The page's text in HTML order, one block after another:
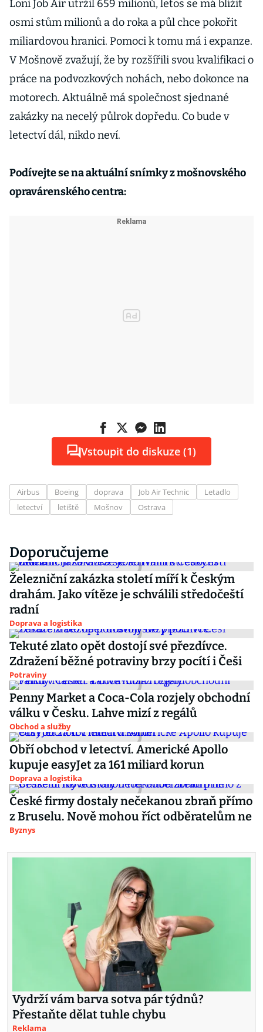
Loni Job Air utržil 659 milionů, letos se má blížit
osmi stům milionů a do roka a půl chce pokořit
miliardovou hranici. Pomoci k tomu má i expanze.
V Mošnově zvažují, že by rozšířili svou kvalifikaci o
práce na podvozkových nohách, nebo dokonce na
motorech. Aktuálně má společnost sjednané
zakázky na necelý půlrok dopředu. Co bude v
letectví dál, nikdo neví.
Podívejte se na aktuální snímky z mošnovského
opravárenského centra:
Vstoupit do diskuze (1)
Airbus Boeing doprava Job Air Technic
Letadlo
letectví
letiště Mošnov Ostrava
Doporučujeme
Železniční zakázka století míří k Českým
drahám. Jako vítěze je schválili středočeští
radní
Doprava a logistika
Tekuté zlato opět dostojí své přezdívce.
Zdražení běžné potraviny brzy pocítí i Češi
Potraviny
Penny Market a Coca-Cola rozjely obchodní
válku v Česku. Lahve mizí z regálů
Obchod a služby
Obří obchod v letectví. Americké Apollo
kupuje easyJet za 161 miliard korun
Doprava a logistika
České firmy dostaly nečekanou zbraň přímo
z Bruselu. Nově mohou říct odběratelům ne
Byznys
Vydrží vám barva sotva pár týdnů?
Přestaňte dělat tuhle chybu
Reklama